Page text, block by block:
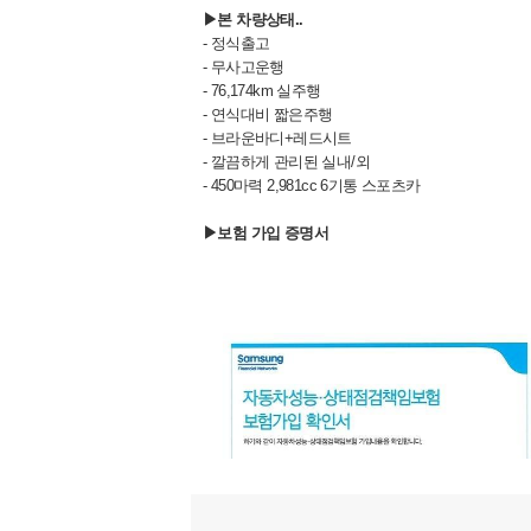
▶본 차량상태..
- 정식출고
- 무사고운행
- 76,174km 실주행
- 연식대비 짧은주행
- 브라운바디+레드시트
- 깔끔하게 관리된 실내/외
- 450마력 2,981cc 6기통 스포츠카
▶보험 가입 증명서